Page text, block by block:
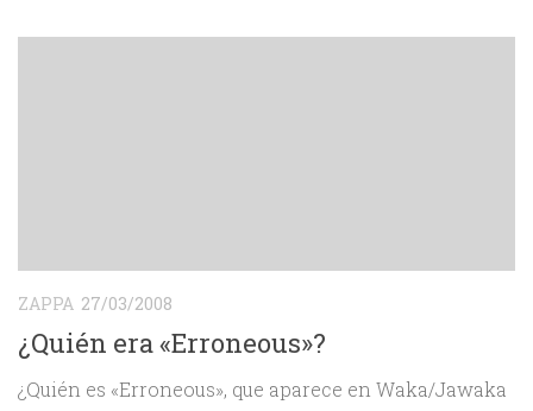
ZAPPA 27/03/2008
¿Quién era «Erroneous»?
¿Quién es «Erroneous», que aparece en Waka/Jawaka